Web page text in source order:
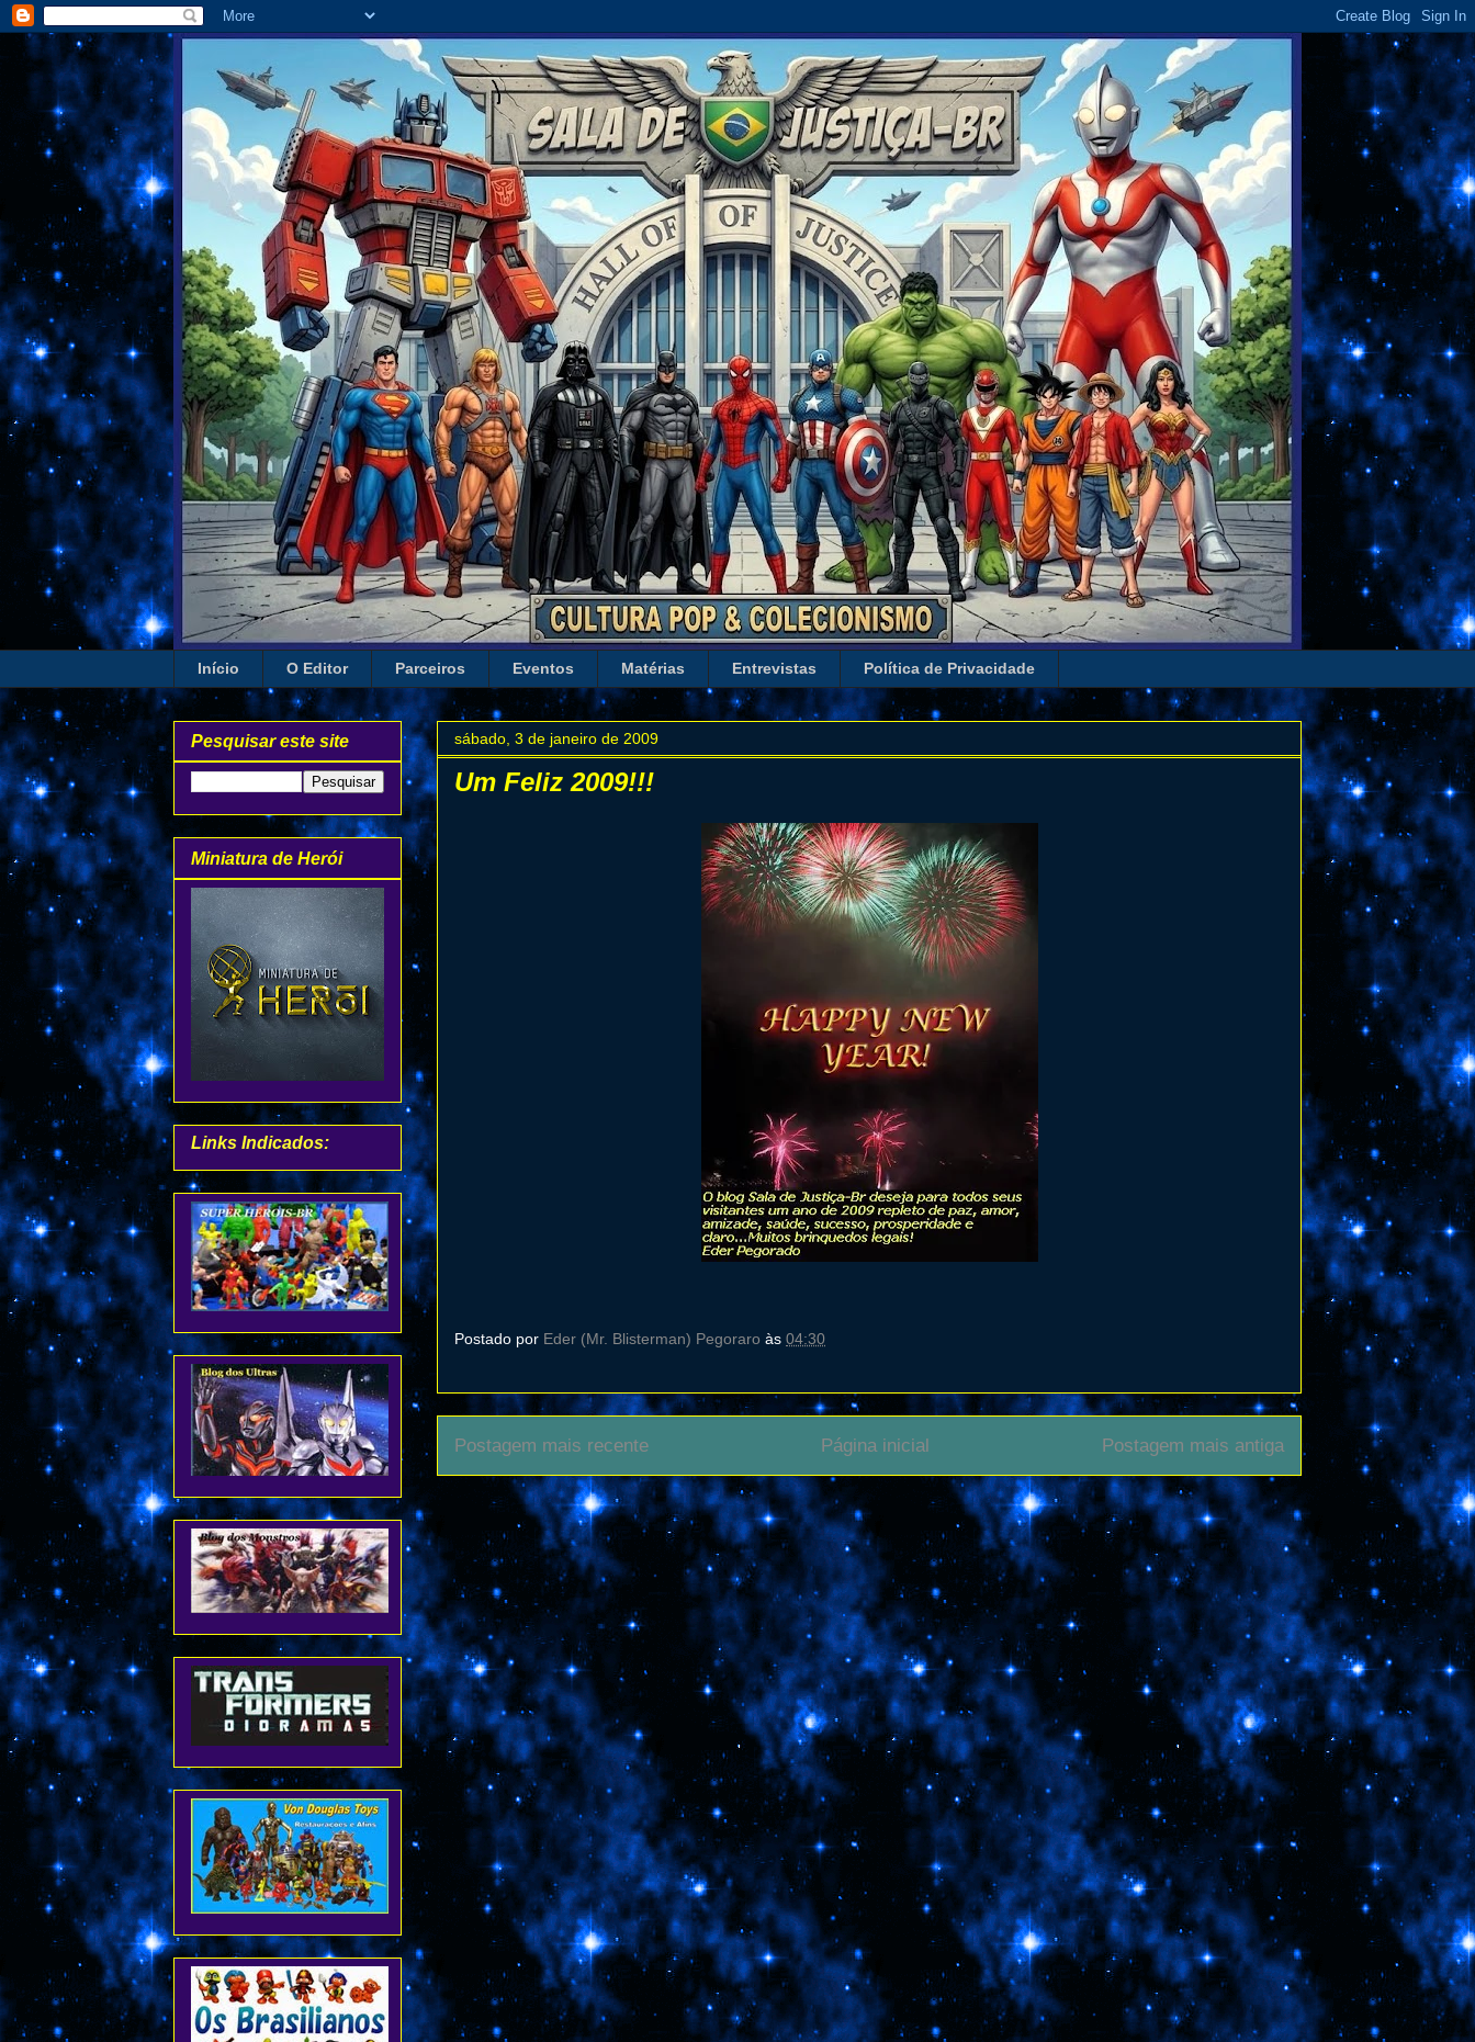
Início O Editor Parceiros Eventos Matérias Entrevistas Política de Privacidade
sábado, 3 de janeiro de 2009
Um Feliz 2009!!!
Postado por Eder (Mr. Blisterman) Pegoraro às 04:30
Postagem mais recente Postagem mais antiga
Página inicial
Pesquisar este site
Miniatura de Herói
Links Indicados: